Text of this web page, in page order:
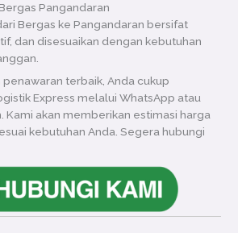
Pangandaran
Bergas ke Pangandaran bersifat
dan disesuaikan dengan kebutuhan
terbaik, Anda cukup
Express melalui WhatsApp atau
Kami akan memberikan estimasi harga
kebutuhan Anda. Segera hubungi